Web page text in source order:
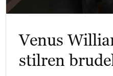
Venus
stilren